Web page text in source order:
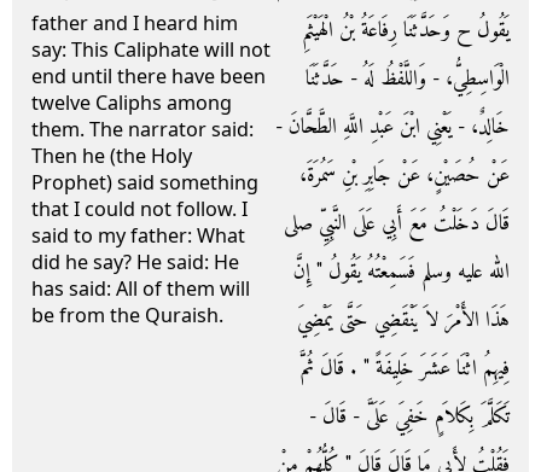
father and I heard him
say: This Caliphate will not
end until there have been
twelve Caliphs among
them. The narrator said:
Then he (the Holy
Prophet) said something
that I could not follow. I
said to my father: What
did he say? He said: He
has said: All of them will
be from the Quraish.
يَقُولُ ح وَحَدَّثَنَا رِفَاعَةُ بْنُ الْهَيْثَمِ
الْوَاسِطِيُّ، - وَاللَّفْظُ لَهُ - حَدَّثَنَا
خَالِدٌ، - يَعْنِي ابْنَ عَبْدِ اللَّهِ الطَّحَّانَ -
عَنْ حُصَيْنٍ، عَنْ جَابِرِ بْنِ سَمُرَةَ،
قَالَ دَخَلْتُ مَعَ أَبِي عَلَى النَّبِيِّ صلى
الله عليه وسلم فَسَمِعْتُهُ يَقُولُ ‏"‏ إِنَّ
هَذَا الأَمْرَ لاَ يَنْقَضِي حَتَّى يَمْضِيَ
فِيهِمُ اثْنَا عَشَرَ خَلِيفَةً ‏"‏ ‏.‏ قَالَ ثُمَّ
تَكَلَّمَ بِكَلاَمٍ خَفِيَ عَلَىَّ - قَالَ -